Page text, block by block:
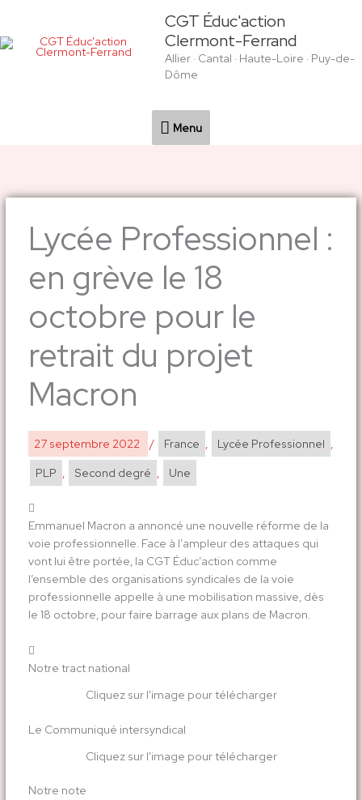
contenu
CGT Éduc'action
Clermont-Ferrand
Allier · Cantal · Haute-Loire · Puy-de-
Dôme
Menu
Menu
Lycée Professionnel :
en grève le 18
octobre pour le
retrait du projet
Macron
27 septembre 2022 / France , Lycée Professionnel ,
PLP , Second degré , Une
Emmanuel Macron a annoncé une nouvelle réforme de la
voie professionnelle. Face à l’ampleur des attaques qui
vont lui être portée, la CGT Éduc’action comme
l’ensemble des organisations syndicales de la voie
professionnelle appelle à une mobilisation massive, dès
le 18 octobre, pour faire barrage aux plans de Macron.
Notre tract national
Cliquez sur l'image pour télécharger
Le Communiqué intersyndical
Cliquez sur l'image pour télécharger
Notre note